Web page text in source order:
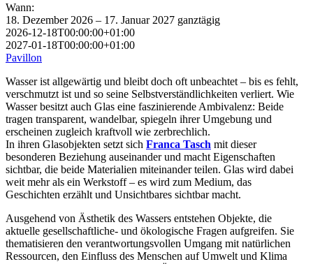
Wann:
18. Dezember 2026 – 17. Januar 2027 ganztägig
2026-12-18T00:00:00+01:00
2027-01-18T00:00:00+01:00
Pavillon
Wasser ist allgewärtig und bleibt doch oft unbeachtet – bis es fehlt,
verschmutzt ist und so seine Selbstverständlichkeiten verliert. Wie
Wasser besitzt auch Glas eine faszinierende Ambivalenz: Beide
tragen transparent, wandelbar, spiegeln ihrer Umgebung und
erscheinen zugleich kraftvoll wie zerbrechlich.
In ihren Glasobjekten setzt sich Franca Tasch mit dieser
besonderen Beziehung auseinander und macht Eigenschaften
sichtbar, die beide Materialien miteinander teilen. Glas wird dabei
weit mehr als ein Werkstoff – es wird zum Medium, das
Geschichten erzählt und Unsichtbares sichtbar macht.
Ausgehend von Ästhetik des Wassers entstehen Objekte, die
aktuelle gesellschaftliche- und ökologische Fragen aufgreifen. Sie
thematisieren den verantwortungsvollen Umgang mit natürlichen
Ressourcen, den Einfluss des Menschen auf Umwelt und Klima